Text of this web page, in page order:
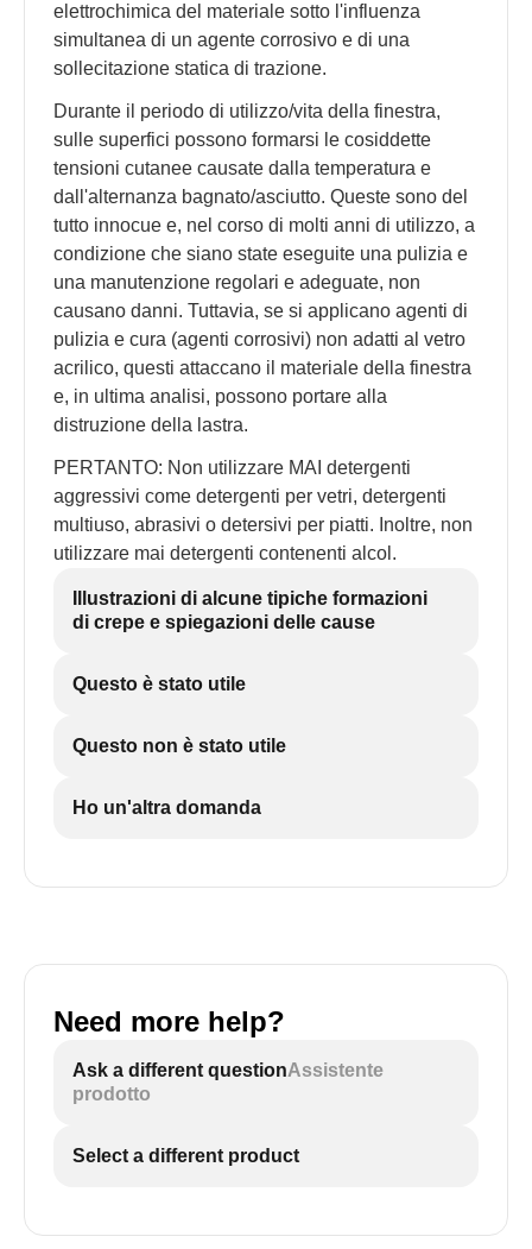
elettrochimica del materiale sotto l'influenza
simultanea di un agente corrosivo e di una
sollecitazione statica di trazione.
Durante il periodo di utilizzo/vita della finestra,
sulle superfici possono formarsi le cosiddette
tensioni cutanee causate dalla temperatura e
dall'alternanza bagnato/asciutto. Queste sono del
tutto innocue e, nel corso di molti anni di utilizzo, a
condizione che siano state eseguite una pulizia e
una manutenzione regolari e adeguate, non
causano danni. Tuttavia, se si applicano agenti di
pulizia e cura (agenti corrosivi) non adatti al vetro
acrilico, questi attaccano il materiale della finestra
e, in ultima analisi, possono portare alla
distruzione della lastra.
PERTANTO: Non utilizzare MAI detergenti
aggressivi come detergenti per vetri, detergenti
multiuso, abrasivi o detersivi per piatti. Inoltre, non
utilizzare mai detergenti contenenti alcol.
Illustrazioni di alcune tipiche formazioni
di crepe e spiegazioni delle cause
Questo è stato utile
Questo non è stato utile
Ho un'altra domanda
Need more help?
Ask a different questionAssistente
prodotto
Select a different product